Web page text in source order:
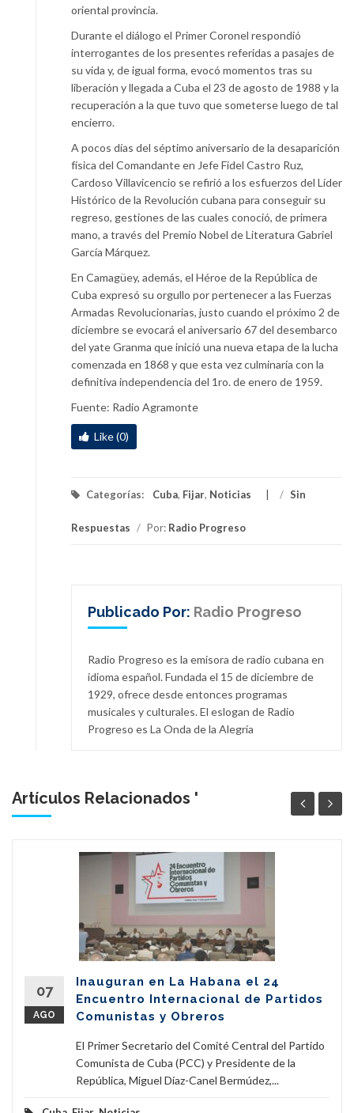
oriental provincia.
Durante el diálogo el Primer Coronel respondió
interrogantes de los presentes referidas a pasajes de
su vida y, de igual forma, evocó momentos tras su
liberación y llegada a Cuba el 23 de agosto de 1988 y la
recuperación a la que tuvo que someterse luego de tal
encierro.
A pocos días del séptimo aniversario de la desaparición
física del Comandante en Jefe Fidel Castro Ruz,
Cardoso Villavicencio se refirió a los esfuerzos del Líder
Histórico de la Revolución cubana para conseguir su
regreso, gestiones de las cuales conoció, de primera
mano, a través del Premio Nobel de Literatura Gabriel
García Márquez.
En Camagüey, además, el Héroe de la República de
Cuba expresó su orgullo por pertenecer a las Fuerzas
Armadas Revolucionarias, justo cuando el próximo 2 de
diciembre se evocará el aniversario 67 del desembarco
del yate Granma que inició una nueva etapa de la lucha
comenzada en 1868 y que esta vez culminaría con la
definitiva independencia del 1ro. de enero de 1959.
Fuente: Radio Agramonte
Like (0)
Categorías: Cuba, Fijar, Noticias / Sin
Respuestas / Por: Radio Progreso
Publicado Por: Radio Progreso
Radio Progreso es la emisora de radio cubana en
idioma español. Fundada el 15 de diciembre de
1929, ofrece desde entonces programas
musicales y culturales. El eslogan de Radio
Progreso es La Onda de la Alegría
Artículos Relacionados '
07
AGO
Inauguran en La Habana el 24
Encuentro Internacional de Partidos
Comunistas y Obreros
El Primer Secretario del Comité Central del Partido
Comunista de Cuba (PCC) y Presidente de la
República, Miguel Díaz-Canel Bermúdez,...